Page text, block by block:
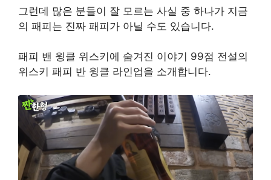
그런데 많은 분들이 잘 모르는 사실 중 하나가 지금
의 패피는 진짜 패피가 아닐 수도 있습니다.
패피 밴 윙클 위스키에 숨겨진 이야기 99점 전설의
위스키 패피 반 윙클 라인업을 소개합니다.